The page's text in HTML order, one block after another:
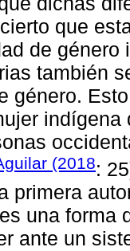
que
de
también
género.
(2018:
primera
una forma
ante un